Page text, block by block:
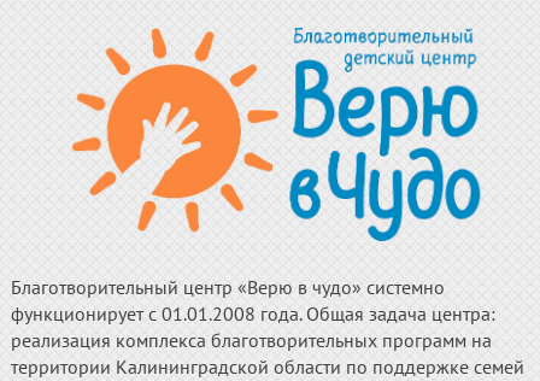
Благотворительный центр «Верю в чудо» системно
функционирует с 01.01.2008 года. Общая задача центра:
реализация комплекса благотворительных программ на
территории Калининградской области по поддержке семей